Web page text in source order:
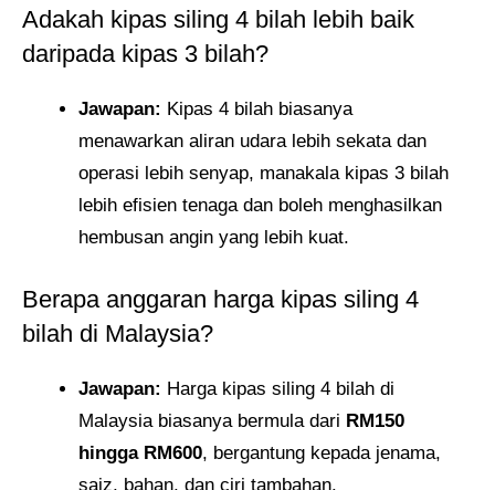
Adakah kipas siling 4 bilah lebih baik
daripada kipas 3 bilah?
Jawapan: Kipas 4 bilah biasanya
menawarkan aliran udara lebih sekata dan
operasi lebih senyap, manakala kipas 3 bilah
lebih efisien tenaga dan boleh menghasilkan
hembusan angin yang lebih kuat.
Berapa anggaran harga kipas siling 4
bilah di Malaysia?
Jawapan: Harga kipas siling 4 bilah di
Malaysia biasanya bermula dari RM150
hingga RM600, bergantung kepada jenama,
saiz, bahan, dan ciri tambahan.